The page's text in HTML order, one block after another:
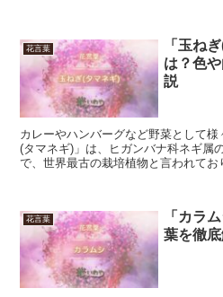
花言葉
「玉ね
は？色
説
カレーやハンバーグなど野菜として
(タマネギ)」は、ヒガンバナ科ネギ属
で、世界最古の栽培植物と言われてお
花言葉
「カラ
葉を徹